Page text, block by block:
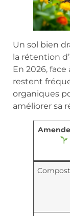
Un sol bien
la rétention
En 2026,
restent
organiques
améliorer sa